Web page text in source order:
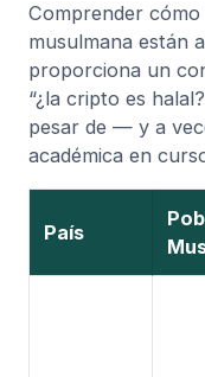
Comprender
musulmana están
proporciona un
“¿la cripto es
pesar de — y a
académica en
País